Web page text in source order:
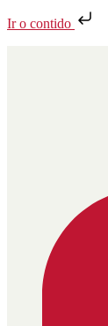
Ir o contido